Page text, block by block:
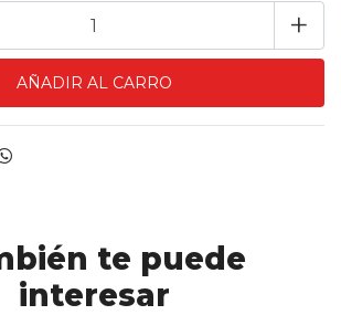
+
te puede
interesar